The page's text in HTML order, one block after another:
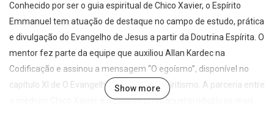
Conhecido por ser o guia espiritual de Chico Xavier, o Espírito
Emmanuel tem atuação de destaque no campo de estudo, prática
e divulgação do Evangelho de Jesus a partir da Doutrina Espírita. O
mentor fez parte da equipe que auxiliou Allan Kardec na
Codificação e assinou a mensagem “O egoísmo”, disponível no
capítulo XI de O Evangelho Segundo o Espiritismo. A parceria entre
o médium Chico Xavier e o Espírito Emmanuel produziu os mais
Show more